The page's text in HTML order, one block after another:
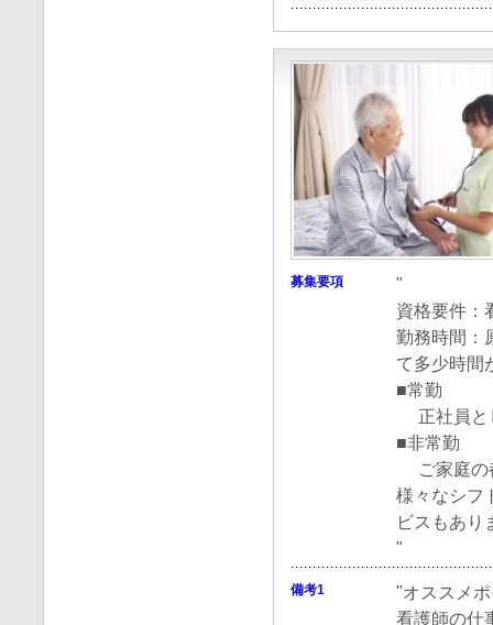
募集要項
"
資格要件：
勤務時間：
て多少時間
■常勤
正社員と
■非常勤
ご家庭の
様々なシフ
ビスもあり
"
備考1
"オススメ
看護師の仕